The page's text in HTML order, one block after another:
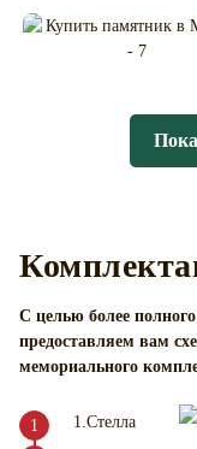
С целью более
предоставляем вам
мемориального
1.Стелла